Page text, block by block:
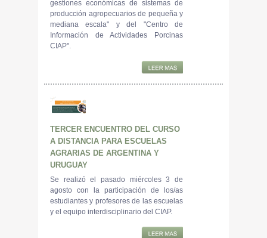
gestiones económicas de sistemas de
producción agropecuarios de pequeña y
mediana escala" y del "Centro de
Información de Actividades Porcinas
CIAP".
TERCER ENCUENTRO DEL CURSO
A DISTANCIA PARA ESCUELAS
AGRARIAS DE ARGENTINA Y
URUGUAY
Se realizó el pasado miércoles 3 de
agosto con la participación de los/as
estudiantes y profesores de las escuelas
y el equipo interdisciplinario del CIAP.